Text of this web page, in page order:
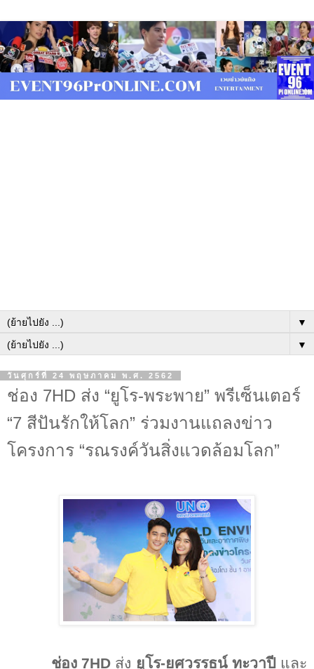
▼
▼
วันศุกร์ที่ 24 พฤษภาคม พ.ศ. 2562
ช่อง 7HD ส่ง “ยูโร-พระพาย” พรีเซ็นเตอร์
“7 สีปันรักให้โลก” ร่วมงานแถลงข่าว
โครงการ “รณรงค์วันสิ่งแวดล้อมโลก”
ช่อง 7HD ส่ง ยูโร-ยศวรรธน์ ทะวาปี และ